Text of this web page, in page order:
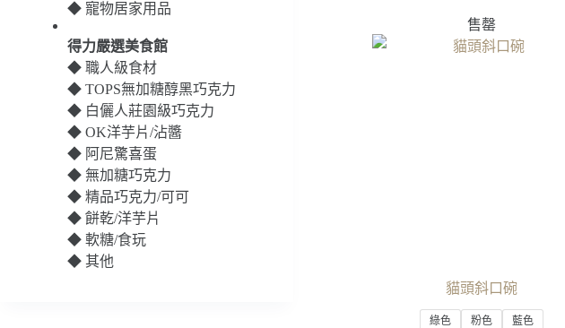
售罄
貓頭斜口碗
綠色 粉色 藍色
◆ 寵物居家用品
得力嚴選美食館
◆ 職人級食材
◆ TOPS無加糖醇黑巧克力
◆ 白儷人莊園級巧克力
◆ OK洋芋片/沾醬
◆ 阿尼驚喜蛋
◆ 無加糖巧克力
◆ 精品巧克力/可可
◆ 餅乾/洋芋片
◆ 軟糖/食玩
◆ 其他